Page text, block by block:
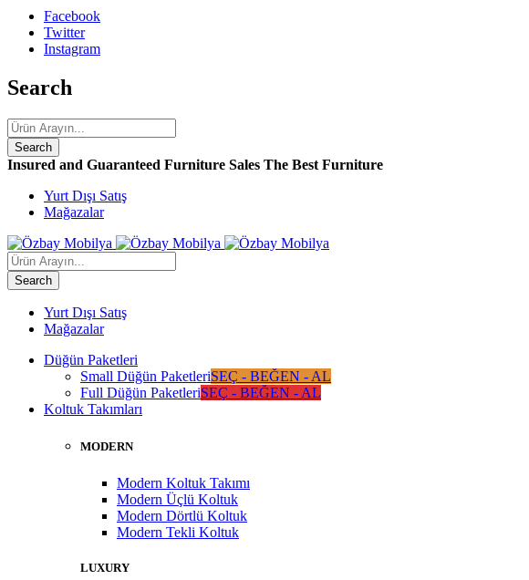
Facebook
Twitter
Instagram
Search
Insured and Guaranteed Furniture Sales The Best Furniture
Yurt Dışı Satış
Mağazalar
Yurt Dışı Satış
Mağazalar
Düğün Paketleri
Small Düğün PaketleriSEÇ - BEĞEN - AL
Full Düğün PaketleriSEÇ - BEĞEN - AL
Koltuk Takımları
MODERN
Modern Koltuk Takımı
Modern Üçlü Koltuk
Modern Dörtlü Koltuk
Modern Tekli Koltuk
LUXURY